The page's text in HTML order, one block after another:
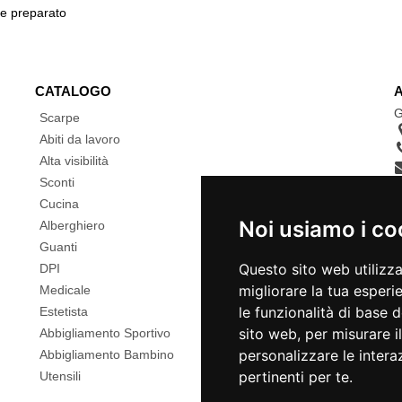
Noi usiamo i
Questo sito web
migliorare la tua
le funzionalità di base
sito web, per misurare
personalizzare le
pertinenti per te.
preparato
CATALOGO
Scarpe
Abiti da lavoro
Alta visibilità
Sconti
Cucina
Alberghiero
Guanti
DPI
Medicale
Estetista
Abbigliamento Sportivo
Abbigliamento Bambino
Utensili